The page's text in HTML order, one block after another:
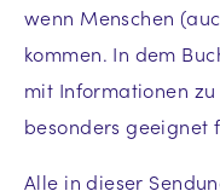
wenn Menschen
kommen. In dem
mit Informationen
besonders geeignet
Alle in dieser